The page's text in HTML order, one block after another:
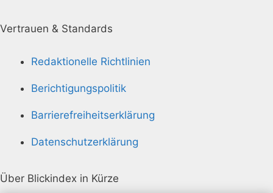
Vertrauen & Standards
Redaktionelle Richtlinien
Berichtigungspolitik
Barrierefreiheitserklärung
Datenschutzerklärung
Über Blickindex in Kürze